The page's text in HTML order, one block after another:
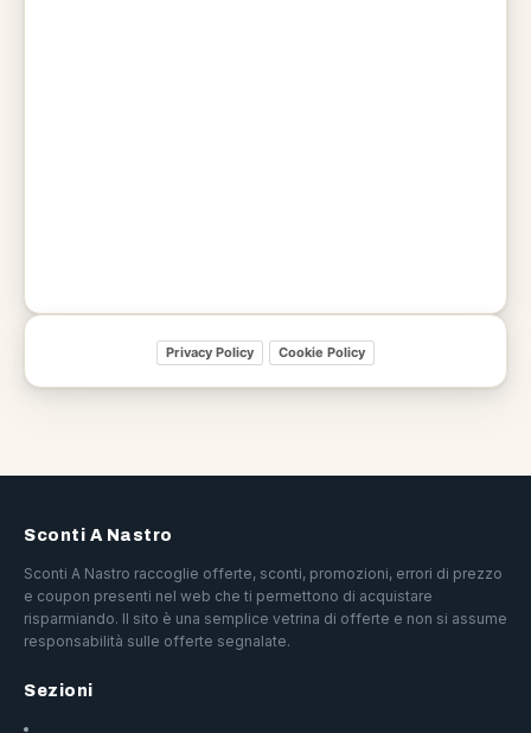
Privacy Policy Cookie Policy
Sconti A Nastro
Sconti A Nastro raccoglie offerte, sconti, promozioni, errori di prezzo
e coupon presenti nel web che ti permettono di acquistare
risparmiando. Il sito è una semplice vetrina di offerte e non si assume
responsabilità sulle offerte segnalate.
Sezioni